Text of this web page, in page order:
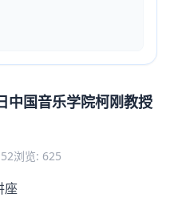
中国音乐学院柯刚教授
浏览: 625
座